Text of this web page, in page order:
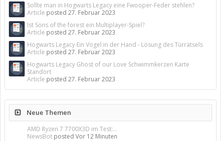
Sollte man in Hogwarts Legacy eine Fwooper-Feder stehlen?
Article posted 27. Februar 2023
Ist Sons of the forest ein Multiplayer-Spiel?
Article posted 27. Februar 2023
Hogwarts Legacy Ein Vogel in der Hand - Lösung des Türrätsels
Article posted 27. Februar 2023
Hogwarts Legacy Ghost of our Love Schwimmkerzen Karte
Standort
Article posted 27. Februar 2023
Neue Themen
AMD Ryzen 7 7700X3D im Test:...
NewsBot posted Vor 12 Minuten